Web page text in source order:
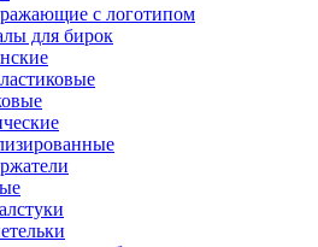
с логотипом
для бирок